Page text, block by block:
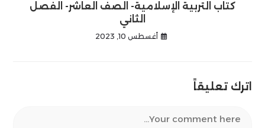
كتاب التربية الإسلامية- الصف العاشر- الفصل
الثاني
أغسطس 10, 2023
اترك تعليقاً